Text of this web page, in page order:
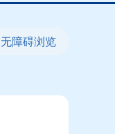
无障碍浏览